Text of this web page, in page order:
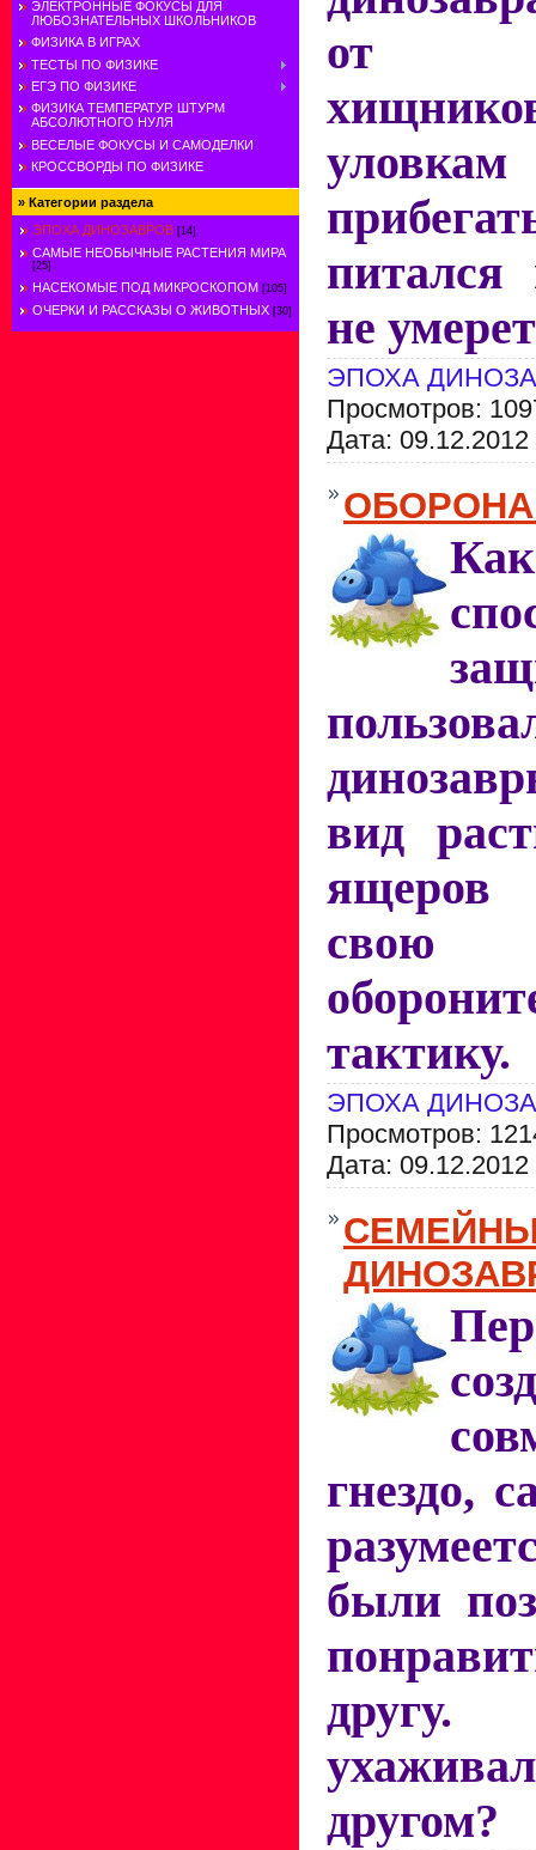
ЭЛЕКТРОННЫЕ ФОКУСЫ ДЛЯ
ЛЮБОЗНАТЕЛЬНЫХ ШКОЛЬНИКОВ
ФИЗИКА В ИГРАХ
ТЕСТЫ ПО ФИЗИКЕ
ЕГЭ ПО ФИЗИКЕ
ФИЗИКА ТЕМПЕРАТУР. ШТУРМ
АБСОЛЮТНОГО НУЛЯ
ВЕСЕЛЫЕ ФОКУСЫ И САМОДЕЛКИ
КРОССВОРДЫ ПО ФИЗИКЕ
» Категории раздела
ЭПОХА ДИНОЗАВРОВ [14]
САМЫЕ НЕОБЫЧНЫЕ РАСТЕНИЯ МИРА
[25]
НАСЕКОМЫЕ ПОД МИКРОСКОПОМ [105]
ОЧЕРКИ И РАССКАЗЫ О ЖИВОТНЫХ [30]
от
не
ЭПОХА
Просмотров:
Дата: 09.12.2012
вид
ящеров
тактику.
ЭПОХА
Просмотров:
Дата: 09.12.2012
гнездо,
были
другом?